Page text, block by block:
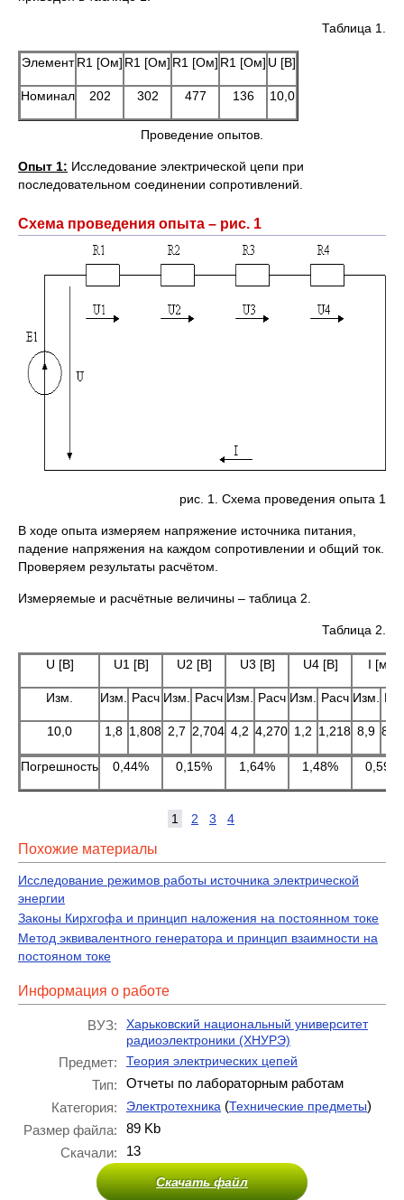
Таблица 1.
Элемент R1 [Ом] R1 [Ом] R1 [Ом] R1 [Ом] U [В]
Номинал 202 302 477 136 10,0
Проведение опытов.
Опыт 1: Исследование электрической цепи при
последовательном соединении сопротивлений.
Схема проведения опыта – рис. 1
рис. 1. Схема проведения опыта 1
В ходе опыта измеряем напряжение источника питания,
падение напряжения на каждом сопротивлении и общий ток.
Проверяем результаты расчётом.
Измеряемые и расчётные величины – таблица 2.
Таблица 2.
U [В] U1 [В] U2 [В] U3 [В] U4 [В] I [мА]
Изм. Изм. Расч Изм. Расч Изм. Расч Изм. Расч Изм.
10,0 1,8 1,808 2,7 2,704 4,2 4,270 1,2 1,218 8,9
Погрешность 0,44% 0,15% 1,64% 1,48% 0,59%
1 2 3 4
Похожие материалы
Исследование режимов работы источника электрической
энергии
Законы Кирхгофа и принцип наложения на постоянном токе
Метод эквивалентного генератора и принцип взаимности на
постояном токе
Информация о работе
ВУЗ:
Харьковский национальный университет
радиоэлектроники (ХНУРЭ)
Предмет: Теория электрических цепей
Тип:
Отчеты по лабораторным работам
Категория:
Электротехника (Технические предметы)
Размер файла:
89 Kb
Скачали:
13
Скачать файл